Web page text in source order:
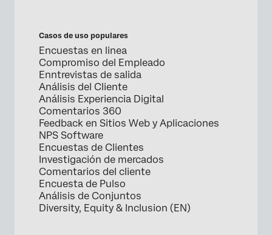
Casos de uso populares
Encuestas en linea
Compromiso del Empleado
Enntrevistas de salida
Análisis del Cliente
Análisis Experiencia Digital
Comentarios 360
Feedback en Sitios Web y Aplicaciones
NPS Software
Encuestas de Clientes
Investigación de mercados
Comentarios del cliente
Encuesta de Pulso
Análisis de Conjuntos
Diversity, Equity & Inclusion (EN)